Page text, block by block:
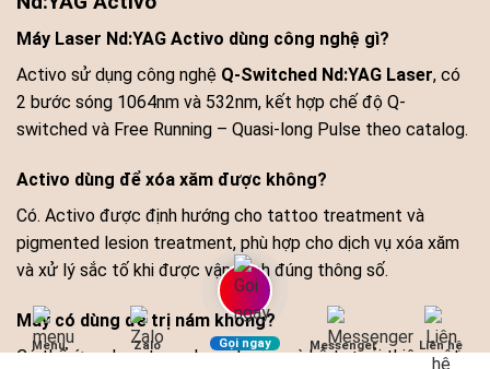
Máy Laser Nd:YAG Activo dùng công nghệ gì?
Activo sử dụng công nghệ Q-Switched Nd:YAG Laser, có
2 bước sóng 1064nm và 532nm, kết hợp chế độ Q-
switched và Free Running – Quasi-long Pulse theo catalog.
Activo dùng để xóa xăm được không?
Có. Activo được định hướng cho tattoo treatment và
pigmented lesion treatment, phù hợp cho dịch vụ xóa xăm
và xử lý sắc tố khi được vận hành đúng thông số.
Máy có dùng để trị nám không?
Có thể ứng dụng trong laser toning và hỗ trợ cải thiện một
Menu Zalo Gọi ngay Messenger Liên hệ